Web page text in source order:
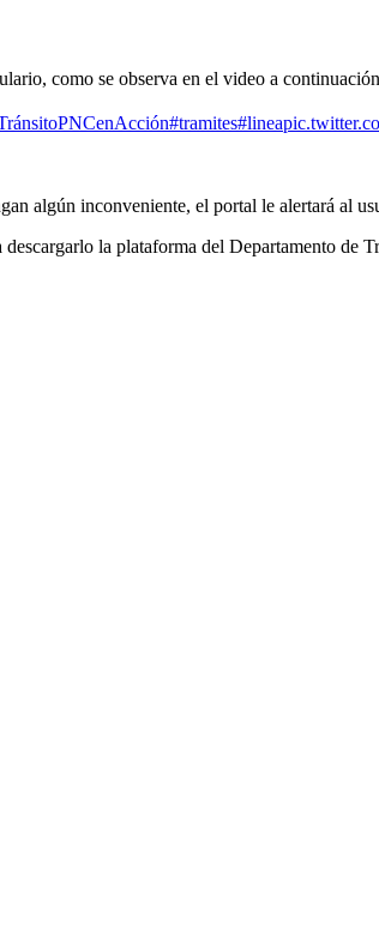
como se observa en el video a
#tramites#linea
algún inconveniente, el portal le alertará al
la plataforma del Departamento de